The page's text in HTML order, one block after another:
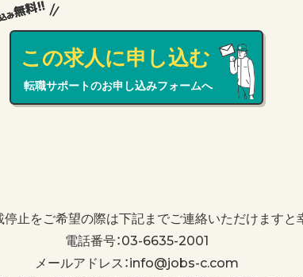
この求人に申し込む
転職サポートのお申し込みフォームへ
止をご希望の際は下記までご連絡いただけますと
電話番号：03-6635-2001
メールアドレス：info@jobs-c.com